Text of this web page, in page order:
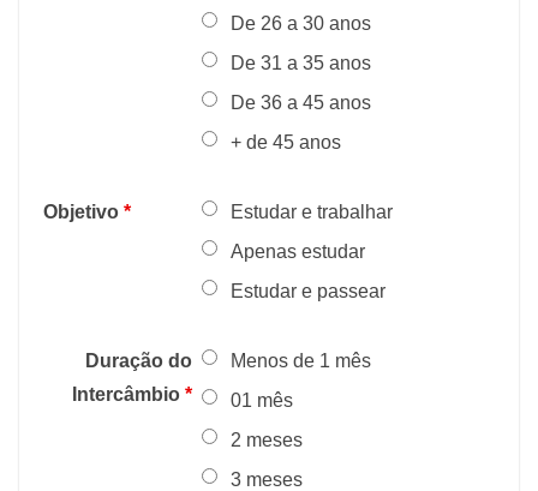
De 26 a 30 anos
De 31 a 35 anos
De 36 a 45 anos
+ de 45 anos
Objetivo *
Estudar e trabalhar
Apenas estudar
Estudar e passear
Duração do
Intercâmbio*
Menos de 1 mês
01 mês
2 meses
3 meses